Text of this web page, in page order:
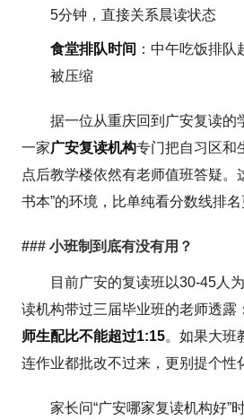
5分钟，直接关系晨读状态
食堂排队时间 ：中午吃饭排
被压缩
据一位从重庆回到广安复读的
一家广安复读机构专门把自习区和
点后教学楼依然有老师值班答疑。
书本”的环境，比单纯看分数线排名
### 小班制到底有没有用？
目前广安的复读班以30-45人
读机构带过三届毕业班的老师透露
师生配比不能超过1:15。如果大班
连作业都批改不过来，更别提个性
家长问“广安哪家复读机构好”